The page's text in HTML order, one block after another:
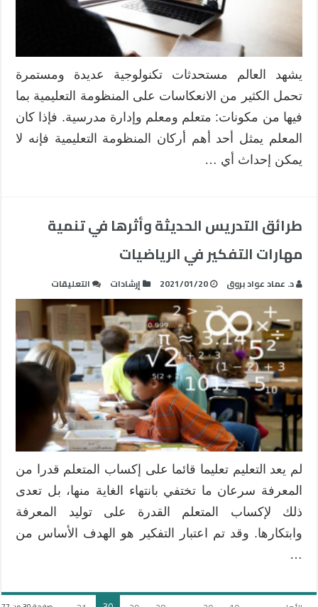
يشهد العالم مستحدثات تكنولوجية عديدة ومستمرة
تحمل الكثير من الانعكاسات على المنظومة التعليمية بما
فيها من مكونات: متعلم ومعلم وإدارة مدرسية. فإذا كان
المعلم يمثل أحد أهم أركان المنظومة التعليمية فإنه لا
يمكن إحداث أي …
طرائق التدريس الحديثة وأثرها في تنمية
مهارات التفكير في الرياضيات
د. عماد عواد بروق 2021/01/20 إرشادات التعليقات
طرائق
التدريس
الحديثة
وأثرها
في
تنمية
التفكير
في
الرياضيات
مغلقة
لم يعد التعليم تعليما قائما على إكساب المتعلم قدرا من
المعرفة سرعان ما تختفي بانتهاء الغاية منها، بل تعدى
ذلك لإكساب المتعلم القدرة على توليد المعرفة
وابتكارها. وقد تم اعتبار التفكير هو الهدف الأساس من
…